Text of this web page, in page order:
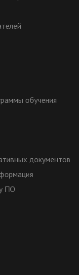
обучения
документов
ПО